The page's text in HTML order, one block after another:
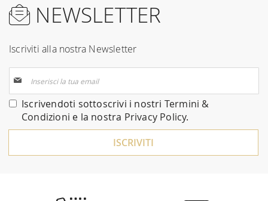
NEWSLETTER
Iscriviti alla nostra Newsletter
alla
nostra
Newsletter:
Iscrivendoti sottoscrivi i nostri Termini &
Condizioni e la nostra Privacy Policy.
ISCRIVITI